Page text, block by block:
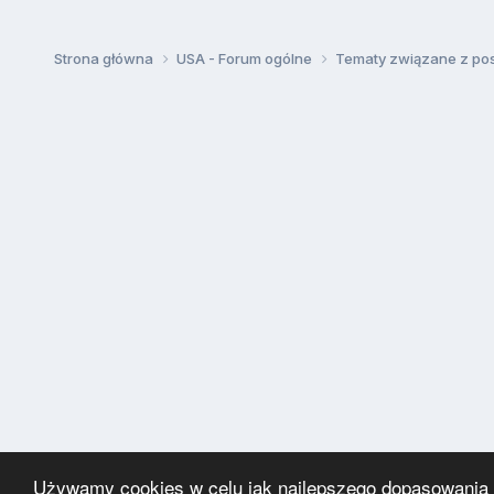
Używamy cookies w celu jak najlepszego
Strona główna USA - Forum ogólne Tematy związane z